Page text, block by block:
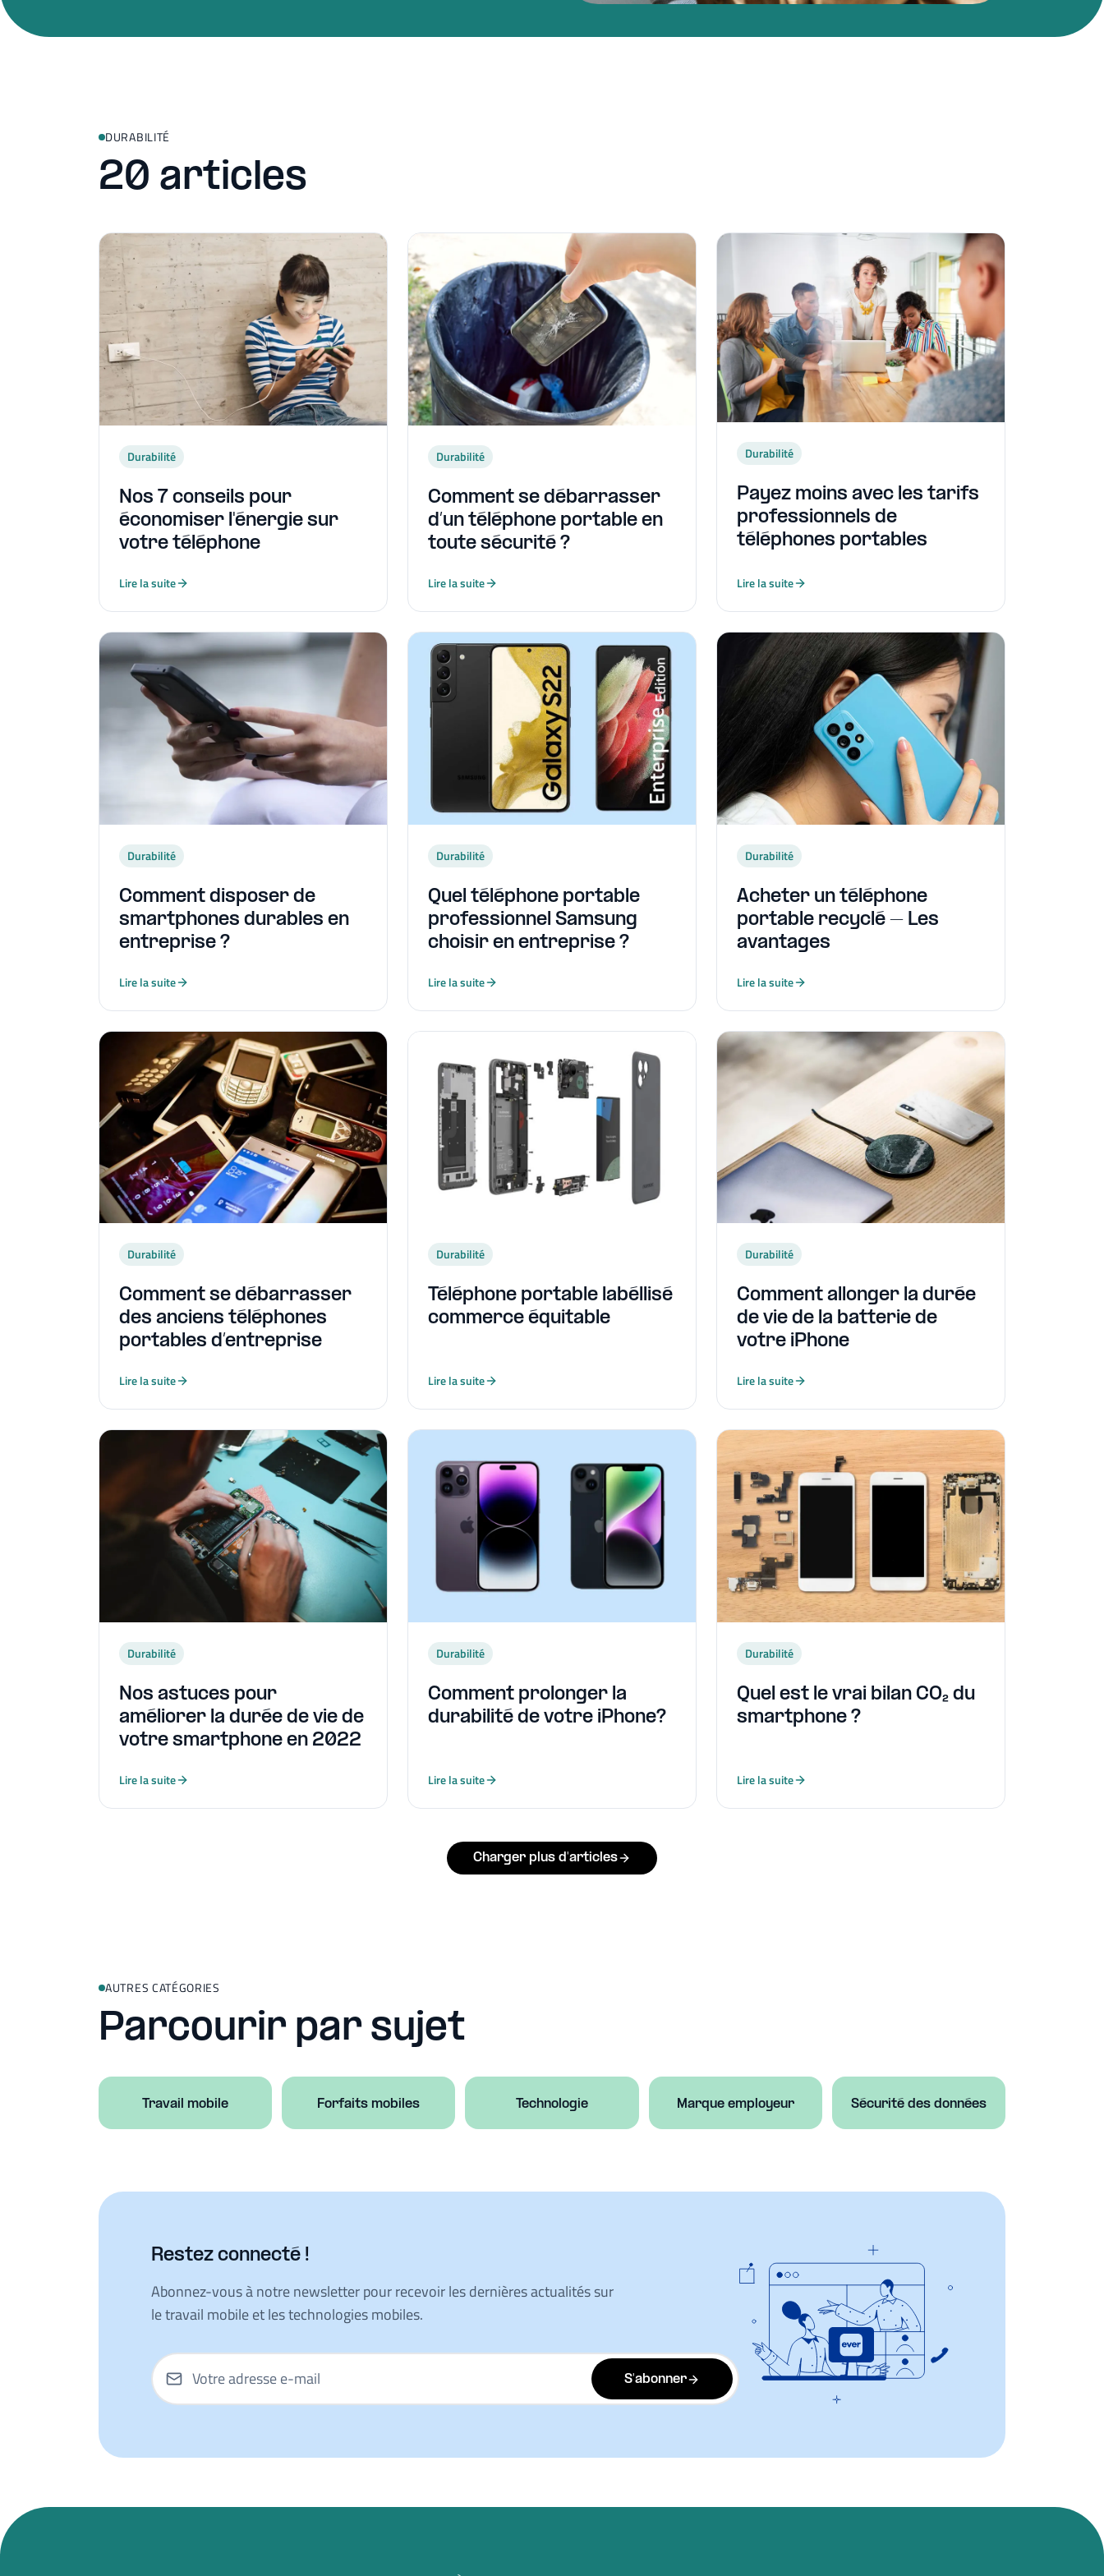
DURABILITÉ
20 articles
Durabilité
Nos 7 conseils pour
économiser l'énergie sur
votre téléphone
Lire la suite
Durabilité
Comment se débarrasser
d’un téléphone portable en
toute sécurité ?
Lire la suite
Durabilité
Payez moins avec les tarifs
professionnels de
téléphones portables
Lire la suite
Durabilité
Comment disposer de
smartphones durables en
entreprise ?
Lire la suite
Durabilité
Quel téléphone portable
professionnel Samsung
choisir en entreprise ?
Lire la suite
Durabilité
Acheter un téléphone
portable recyclé – Les
avantages
Lire la suite
Durabilité
Comment se débarrasser
des anciens téléphones
portables d’entreprise
Lire la suite
Durabilité
Téléphone portable labéllisé
commerce équitable
Lire la suite
Durabilité
Comment allonger la durée
de vie de la batterie de
votre iPhone
Lire la suite
Durabilité
Nos astuces pour
améliorer la durée de vie de
votre smartphone en 2022
Lire la suite
Durabilité
Comment prolonger la
durabilité de votre iPhone?
Lire la suite
Durabilité
Quel est le vrai bilan CO₂ du
smartphone ?
Lire la suite
Charger plus d'articles
AUTRES CATÉGORIES
Parcourir par sujet
Travail mobile Forfaits mobiles Technologie Marque employeur Sécurité des données
Restez connecté !
Abonnez-vous à notre newsletter pour recevoir les dernières actualités sur
le travail mobile et les technologies mobiles.
Votre adresse e-mail
S'abonner